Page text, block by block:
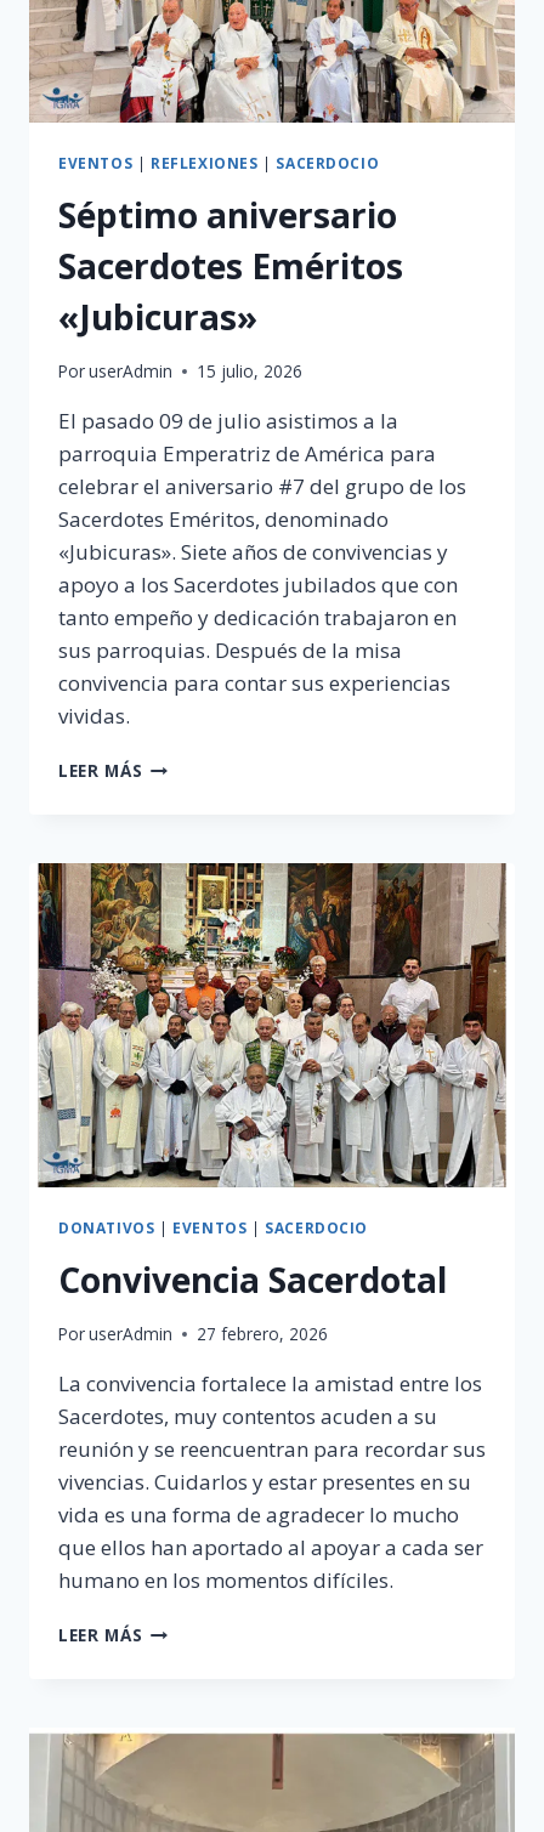
EVENTOS | REFLEXIONES | SACERDOCIO
Séptimo aniversario
Sacerdotes Eméritos
«Jubicuras»
PoruserAdmin 15 julio, 2026
El pasado 09 de julio asistimos a la
parroquia Emperatriz de América para
celebrar el aniversario #7 del grupo de los
Sacerdotes Eméritos, denominado
«Jubicuras». Siete años de convivencias y
apoyo a los Sacerdotes jubilados que con
tanto empeño y dedicación trabajaron en
sus parroquias. Después de la misa
convivencia para contar sus experiencias
vividas.
LEER MÁS SÉPTIMO
«JUBICURAS»
DONATIVOS | EVENTOS | SACERDOCIO
Convivencia Sacerdotal
PoruserAdmin 27 febrero, 2026
La convivencia fortalece la amistad entre los
Sacerdotes, muy contentos acuden a su
reunión y se reencuentran para recordar sus
vivencias. Cuidarlos y estar presentes en su
vida es una forma de agradecer lo mucho
que ellos han aportado al apoyar a cada ser
humano en los momentos difíciles.
LEER MÁS CONVIVENCIA